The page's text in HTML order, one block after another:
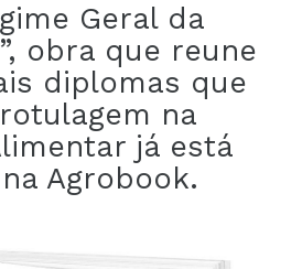
Geral da
obra que reune
diplomas que
na
já está
Agrobook.